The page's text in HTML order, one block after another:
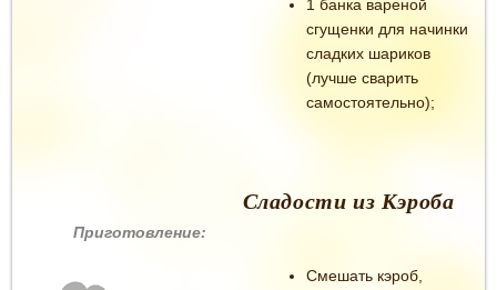
1 банка вареной
сгущенки для начинки
сладких шариков
(лучше сварить
самостоятельно);
Сладости из Кэроба
Приготовление:
Смешать кэроб,